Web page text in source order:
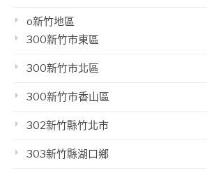
o新竹地區
300新竹市東區
300新竹市北區
300新竹市香山區
302新竹縣竹北市
303新竹縣湖口鄉